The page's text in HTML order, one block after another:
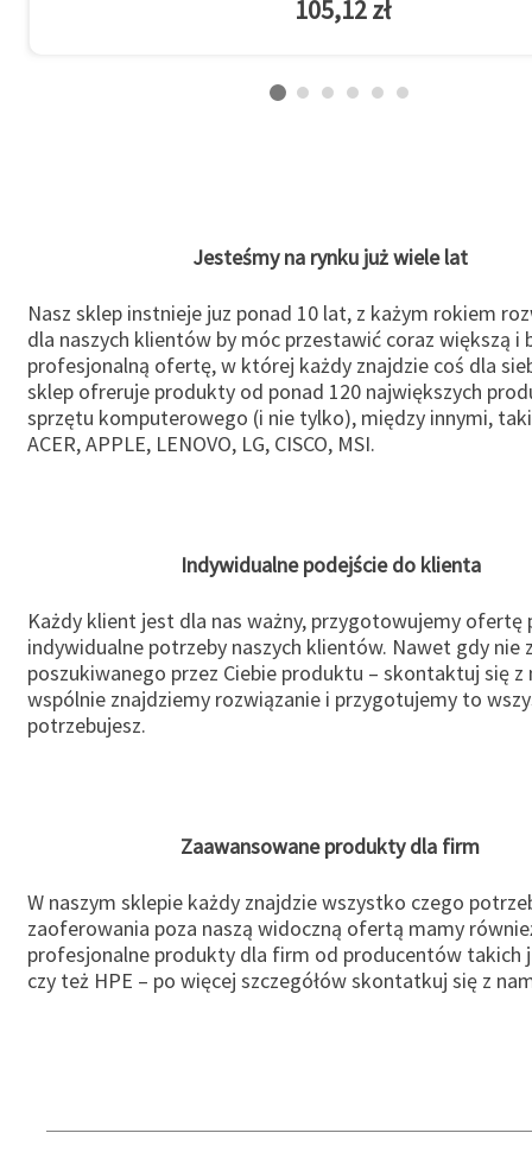
105,12 zł
Jesteśmy na rynku już wiele lat
Nasz sklep instnieje juz ponad 10 lat, z każym rokiem
dla naszych klientów by móc przestawić coraz większą i
profesjonalną ofertę, w której każdy znajdzie coś dla
sklep ofreruje produkty od ponad 120 największych
sprzętu komputerowego (i nie tylko), między innymi,
ACER, APPLE, LENOVO, LG, CISCO, MSI.
Indywidualne podejście do klienta
Każdy klient jest dla nas ważny, przygotowujemy ofertę
indywidualne potrzeby naszych klientów. Nawet gdy nie
poszukiwanego przez Ciebie produktu – skontaktuj się z
wspólnie znajdziemy rozwiązanie i przygotujemy to
potrzebujesz.
Zaawansowane produkty dla firm
W naszym sklepie każdy znajdzie wszystko czego
zaoferowania poza naszą widoczną ofertą mamy
profesjonalne produkty dla firm od producentów takich
czy też HPE – po więcej szczegółów skontatkuj się z